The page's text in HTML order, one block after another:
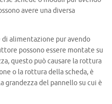
avere una diversa
di alimentazione pur avendo
possono essere montate su
questo può causare la rottura
o la rottura della scheda, è
grandezza del pannello su cui è